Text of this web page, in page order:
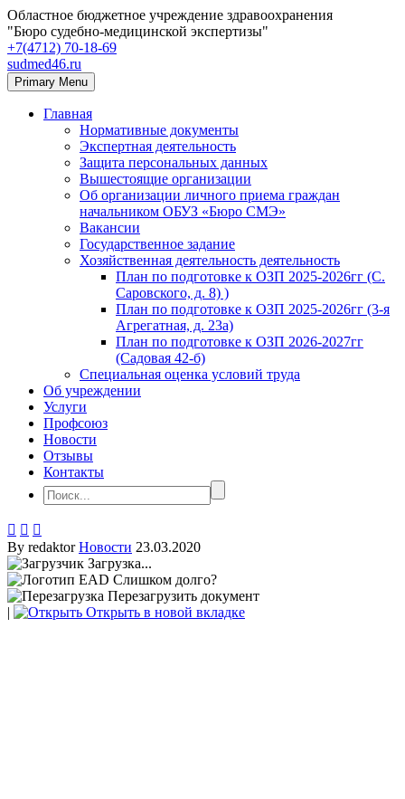
Областное бюджетное учреждение здравоохранения
"Бюро судебно-медицинской экспертизы"
+7(4712) 70‑18‑69
sudmed46.ru
Primary Menu
Главная
Нормативные документы
Экспертная деятельность
Защита персональных данных
Вышестоящие организации
Об организации личного приема граждан
начальником ОБУЗ «Бюро СМЭ»
Вакансии
Государственное задание
Хозяйственная деятельность деятельность
План по подготовке к ОЗП 2025-2026гг (С.
Саровского, д. 8) )
План по подготовке к ОЗП 2025-2026гг (3-я
Агрегатная, д. 23а)
План по подготовке к ОЗП 2026-2027гг
(Садовая 42-б)
Специальная оценка условий труда
Об учреждении
Услуги
Профсоюз
Новости
Отзывы
Контакты
  
By redaktor Новости 23.03.2020
Загрузка...
Слишком долго?
Перезагрузить документ
|
Открыть в новой вкладке